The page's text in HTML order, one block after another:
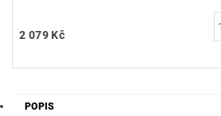
2 079 Kč
POPIS